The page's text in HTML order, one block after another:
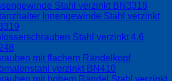
Stahl verzinkt BN3318
Innengewinde Stahl verzinkt
Stahl verzinkt 4.6
mit flachem Rändelkopf
verzinkt BN410
mit hohem Rändel Stahl verzinkt